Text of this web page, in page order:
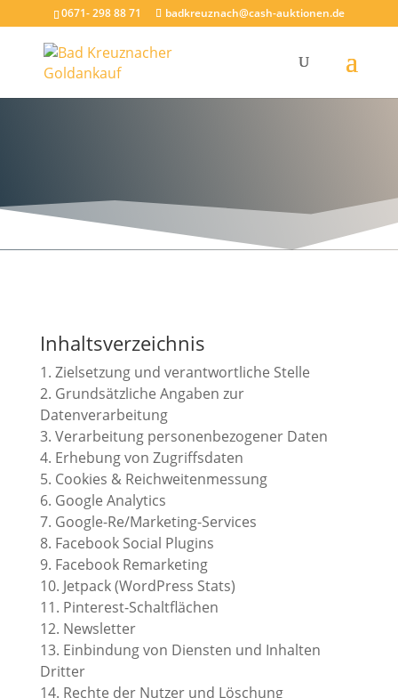
0671- 298 88 71 badkreuznach@cash-auktionen.de
Inhaltsverzeichnis
1. Zielsetzung und verantwortliche Stelle
2. Grundsätzliche Angaben zur
Datenverarbeitung
3. Verarbeitung personenbezogener Daten
4. Erhebung von Zugriffsdaten
5. Cookies & Reichweitenmessung
6. Google Analytics
7. Google-Re/Marketing-Services
8. Facebook Social Plugins
9. Facebook Remarketing
10. Jetpack (WordPress Stats)
11. Pinterest-Schaltflächen
12. Newsletter
13. Einbindung von Diensten und Inhalten
Dritter
14. Rechte der Nutzer und Löschung